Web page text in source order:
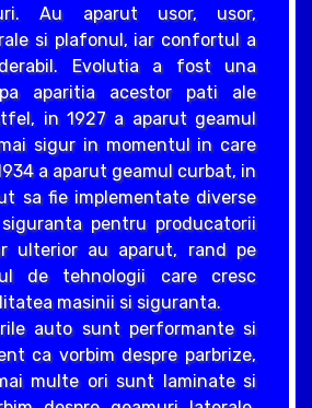
Au aparut usor, usor,
si plafonul, iar confortul a
Evolutia a fost una
aparitia acestor pati ale
in 1927 a aparut geamul
sigur in momentul in care
a aparut geamul curbat, in
sa fie implementate diverse
pentru producatorii
ulterior au aparut, rand pe
de tehnologii care cresc
masinii si siguranta.
auto sunt performante si
ca vorbim despre parbrize,
multe ori sunt laminate si